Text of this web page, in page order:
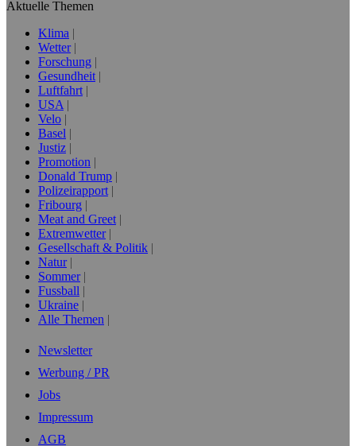
Aktuelle Themen
Klima
Wetter
Forschung
Gesundheit
Luftfahrt
USA
Velo
Basel
Justiz
Promotion
Donald Trump
Polizeirapport
Fribourg
Meat and Greet
Extremwetter
Gesellschaft & Politik
Natur
Sommer
Fussball
Ukraine
Alle Themen
Newsletter
Werbung / PR
Jobs
Impressum
AGB